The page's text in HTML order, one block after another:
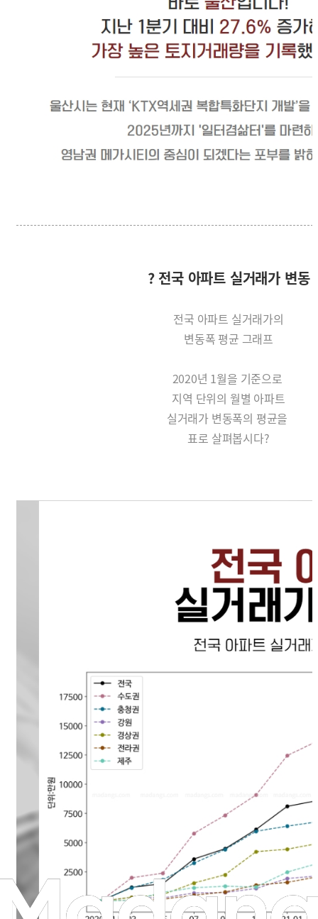
? 전국 아파트 실거래가 변동
전국 아파트 실거래가의
변동폭 평균 그래프
2020년 1월을 기준으로
지역 단위의 월별 아파트
실거래가 변동폭의 평균을
표로 살펴봅시다?